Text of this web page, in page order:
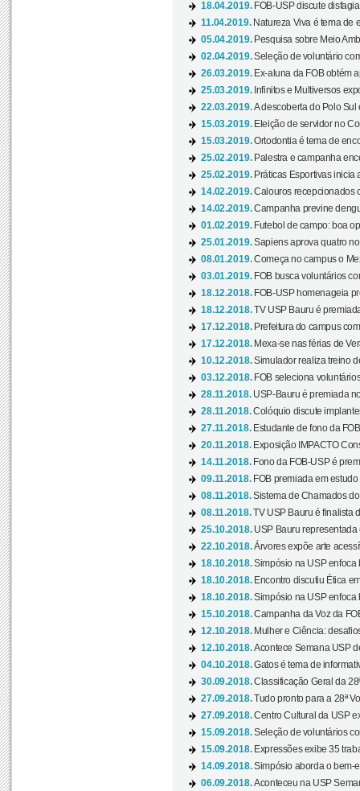
18.04.2019. FOB-USP discute
11.04.2019. Natureza Viva é tema de
05.04.2019. Pesquisa sobre Meio
02.04.2019.Seleção de voluntário
26.03.2019. Ex-aluna da FOB obtém
25.03.2019. Infinitos e Multiversos
22.03.2019.A descoberta do Polo Sul
15.03.2019. Eleição de servidor no
15.03.2019.Ortodontia é tema de
25.02.2019. Palestra e campanha
25.02.2019. Práticas Esportivas inicia
14.02.2019.Calouros recepcionados
14.02.2019.Campanha previne
01.02.2019. Futebol de campo: boa
25.01.2019.Sapiens aprova quatro
08.01.2019.Começa no campus o
03.01.2019. FOB busca voluntários
18.12.2018. FOB-USP homenageia
18.12.2018.TV USP Bauru é
17.12.2018. Prefeitura do campus
17.12.2018. Mexa-se nas férias de
10.12.2018.Simulador realiza treino
03.12.2018. FOB seleciona
28.11.2018. USP-Bauru é premiada
28.11.2018.Colóquio discute
27.11.2018. Estudante de fono da
20.11.2018. Exposição IMPACTO
14.11.2018. Fono da FOB-USP é
09.11.2018. FOB premiada em estudo
08.11.2018.Sistema de Chamados
08.11.2018.TV USP Bauru é finalista
25.10.2018. USP Bauru representada
22.10.2018.Árvores expõe arte
18.10.2018.Simpósio na USP enfoca
18.10.2018. Encontro discutiu Ética
18.10.2018.Simpósio na USP enfoca
15.10.2018.Campanha da Voz da
12.10.2018. Mulher e Ciência:
12.10.2018.Acontece Semana USP
04.10.2018.Gatos é tema de
30.09.2018.Classificação Geral da
27.09.2018.Tudo pronto para a 28ª
27.09.2018.Centro Cultural da USP
15.09.2018.Seleção de voluntários
15.09.2018. Expressões exibe 35
14.09.2018.Simpósio aborda o bem-
06.09.2018.Aconteceu na USP